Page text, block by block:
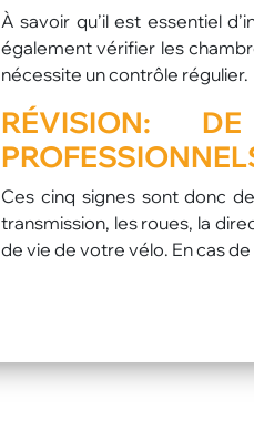
À savoir qu’il est essentiel
également vérifier les
nécessite un contrôle régulier.
RÉVISION: DE
Ces cinq signes sont donc
transmission, les roues, la
de vie de votre vélo. En cas